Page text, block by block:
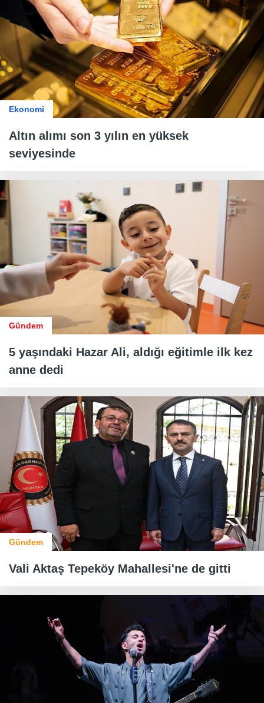
Ekonomi
Altın alımı son 3 yılın en yüksek
seviyesinde
Gündem
5 yaşındaki Hazar Ali, aldığı eğitimle ilk kez
anne dedi
Gündem
Vali Aktaş Tepeköy Mahallesi'ne de gitti